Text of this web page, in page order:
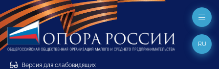
Версия для слабовидящих
RU